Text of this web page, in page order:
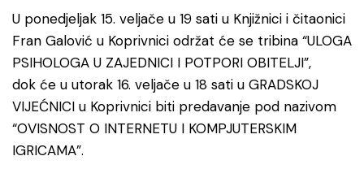
U ponedjeljak 15. veljače u 19 sati u Knjižnici i čitaonici
Fran Galović u Koprivnici održat će se tribina “ULOGA
PSIHOLOGA U ZAJEDNICI I POTPORI OBITELJI”,
dok će u utorak 16. veljače u 18 sati u GRADSKOJ
VIJEĆNICI u Koprivnici biti predavanje pod nazivom
“OVISNOST O INTERNETU I KOMPJUTERSKIM
IGRICAMA”.